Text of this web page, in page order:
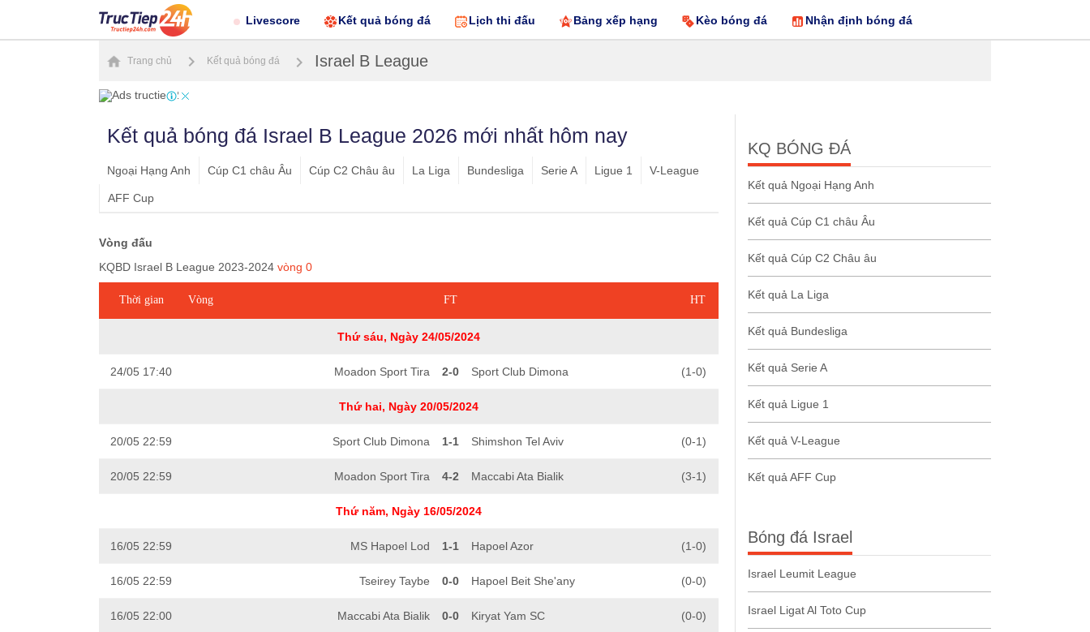
Livescore Kết quả bóng đá Lịch thi đấu Bảng xếp hạng Kèo bóng đá Nhận định bóng đá
Trang chủ Kết quả bóng đá Israel B League
Kết quả bóng đá Israel B League 2026 mới nhất hôm nay
Ngoại Hạng Anh Cúp C1 châu Âu Cúp C2 Châu âu La Liga Bundesliga Serie A Ligue 1 V-League
AFF Cup
Vòng đấu
KQBD Israel B League 2023-2024 vòng 0
Thời gian Vòng FT HT
Thứ sáu, Ngày 24/05/2024
24/05 17:40 Moadon Sport Tira 2-0 Sport Club Dimona (1-0)
Thứ hai, Ngày 20/05/2024
20/05 22:59 Sport Club Dimona 1-1 Shimshon Tel Aviv (0-1)
20/05 22:59 Moadon Sport Tira 4-2 Maccabi Ata Bialik (3-1)
Thứ năm, Ngày 16/05/2024
16/05 22:59 MS Hapoel Lod 1-1 Hapoel Azor (1-0)
16/05 22:59 Tseirey Taybe 0-0 Hapoel Beit She'any (0-0)
16/05 22:00 Maccabi Ata Bialik 0-0 Kiryat Yam SC (0-0)
KQ BÓNG ĐÁ
Kết quả Ngoại Hạng Anh
Kết quả Cúp C1 châu Âu
Kết quả Cúp C2 Châu âu
Kết quả La Liga
Kết quả Bundesliga
Kết quả Serie A
Kết quả Ligue 1
Kết quả V-League
Kết quả AFF Cup
Bóng đá Israel
Israel Leumit League
Israel Ligat Al Toto Cup